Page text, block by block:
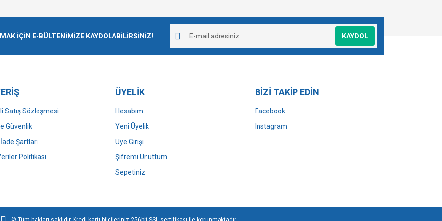
Gönder
İÇİN E-BÜLTENİMİZE KAYDOLABİLİRSİNİZ! KAYDOL
Satış Sözleşmesi
Güvenlik
Şartları
Politikası
ÜYELİK
Hesabım
Yeni Üyelik
Üye Girişi
Şifremi Unuttum
Sepetiniz
BİZİ TAKİP EDİN
Facebook
Instagram